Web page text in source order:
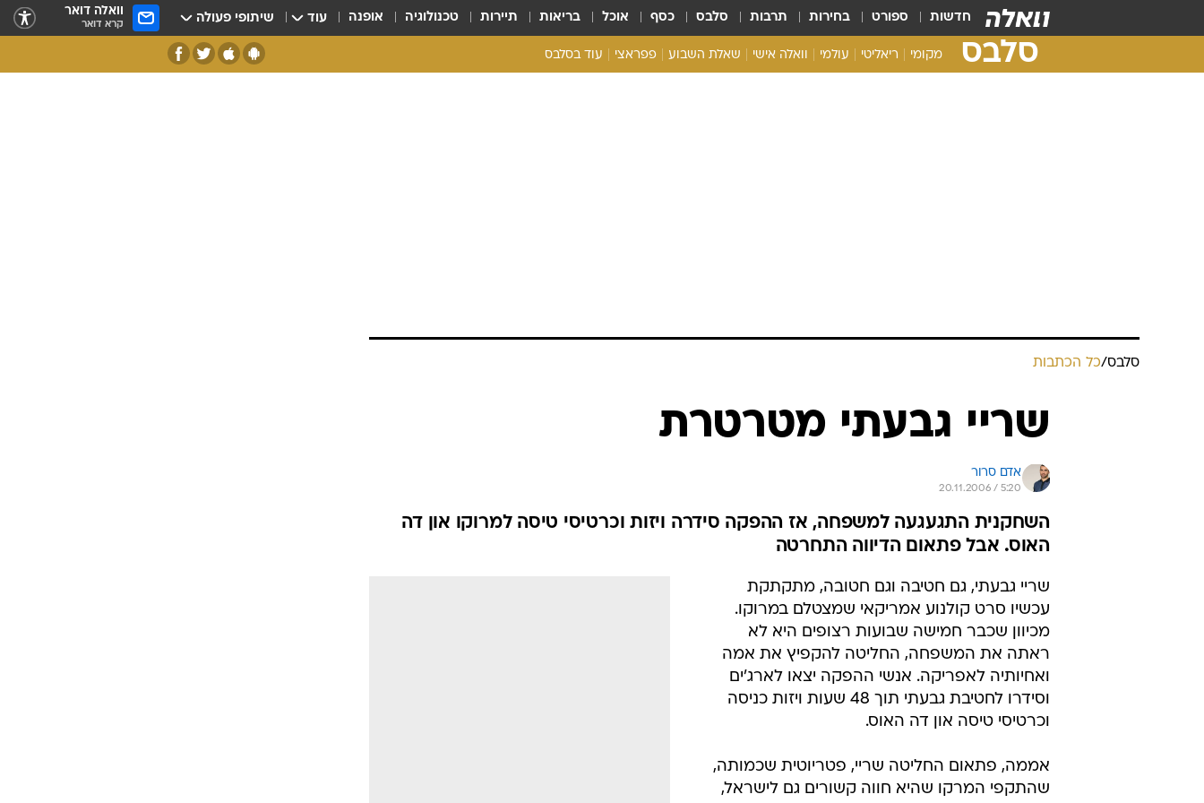
חדשות ספורט בחירות תרבות סלבס כסף אוכל בריאות תיירות טכנולוגיה אופנה עוד שיתופי פעולה וואלה דואר
קרא דואר
סלבס מקומי ריאליטי עולמי וואלה אישי שאלת השבוע פפראצי עוד בסלבס
סלבס/כל הכתבות
שריי גבעתי מטרטרת
אדם סרור
20.11.2006 / 5:20
השחקנית התגעגעה למשפחה, אז ההפקה סידרה ויזות וכרטיסי טיסה למרוקו און דה
האוס. אבל פתאום הדיווה התחרטה
שריי גבעתי, גם חטיבה וגם חטובה, מתקתקת
עכשיו סרט קולנוע אמריקאי שמצטלם במרוקו.
מכיוון שכבר חמישה שבועות רצופים היא לא
ראתה את המשפחה, החליטה להקפיץ את אמה
ואחיותיה לאפריקה. אנשי ההפקה יצאו לארג'ים
וסידרו לחטיבת גבעתי תוך 48 שעות ויזות כניסה
וכרטיסי טיסה און דה האוס.
אממה, פתאום החליטה שריי, פטריוטית שכמותה,
שהתקפי המרקו שהיא חווה קשורים גם לישראל,